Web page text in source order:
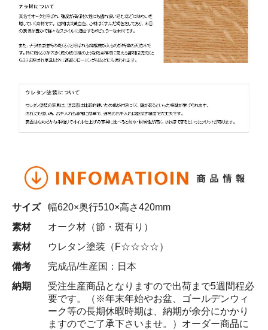
サイズ
幅620×奥行510×高さ420mm
素材
オーク材（節・斑有り）
素材
ウレタン塗装（F☆☆☆☆）
備考
完成品/生産国：日本
納期
受注生産商品となりますので出荷まで5週間程必
要です。（※年末年始やお盆、ゴールデンウィ
ーク等の長期休暇時期は、納期が余分にかかり
ますのでご了承下さいませ。）オーダー商品に